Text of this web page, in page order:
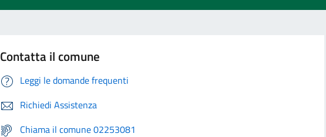
Contatta il comune
Leggi le domande frequenti
Richiedi Assistenza
Chiama il comune 02253081